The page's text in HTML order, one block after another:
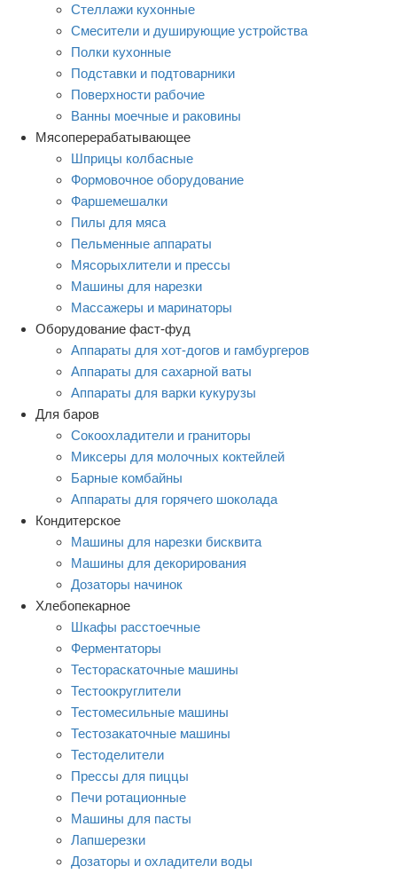
Стеллажи кухонные
Смесители и душирующие устройства
Полки кухонные
Подставки и подтоварники
Поверхности рабочие
Ванны моечные и раковины
Мясоперерабатывающее
Шприцы колбасные
Формовочное оборудование
Фаршемешалки
Пилы для мяса
Пельменные аппараты
Мясорыхлители и прессы
Машины для нарезки
Массажеры и маринаторы
Оборудование фаст-фуд
Аппараты для хот-догов и гамбургеров
Аппараты для сахарной ваты
Аппараты для варки кукурузы
Для баров
Сокоохладители и граниторы
Миксеры для молочных коктейлей
Барные комбайны
Аппараты для горячего шоколада
Кондитерское
Машины для нарезки бисквита
Машины для декорирования
Дозаторы начинок
Хлебопекарное
Шкафы расстоечные
Ферментаторы
Тестораскаточные машины
Тестоокруглители
Тестомесильные машины
Тестозакаточные машины
Тестоделители
Прессы для пиццы
Печи ротационные
Машины для пасты
Лапшерезки
Дозаторы и охладители воды